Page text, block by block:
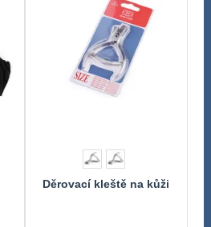
Děrovací kleště na kůži